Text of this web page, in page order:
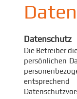
Datenschutz
Die Betreiber
persönlichen